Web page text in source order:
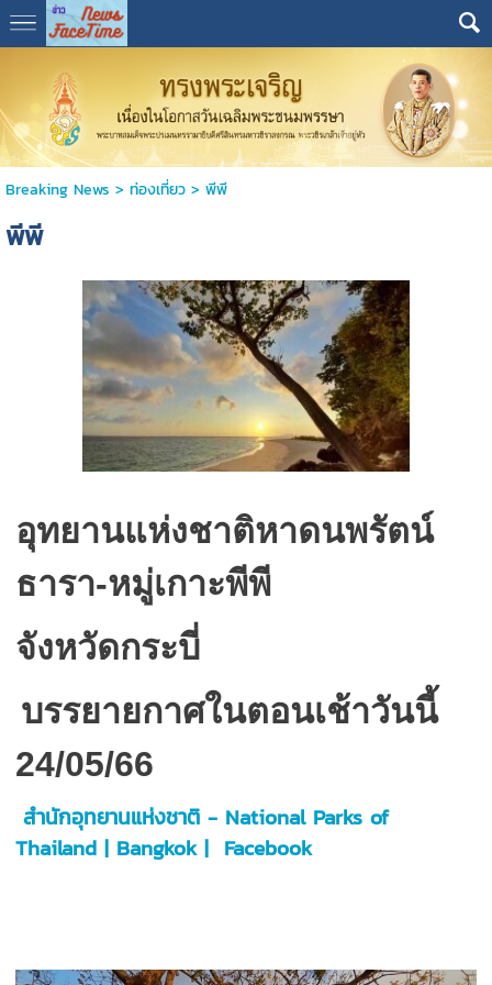
Breaking News > ท่องเที่ยว> พีพี
พีพี
อุทยานแห่งชาติหาดนพรัตน์
ธารา-หมู่เกาะพีพี
จังหวัดกระบี่
บรรยายกาศในตอนเช้าวันนี้
24/05/66
สำนักอุทยานแห่งชาติ - National Parks of
Thailand | Bangkok | Facebook